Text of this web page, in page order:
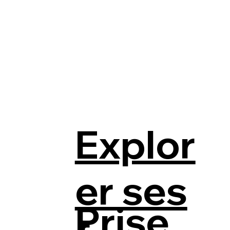
Explor
er ses